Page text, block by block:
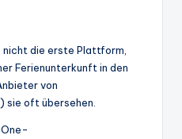
die erste Plattform,
Ferienunterkunft in den
von
sie oft übersehen.